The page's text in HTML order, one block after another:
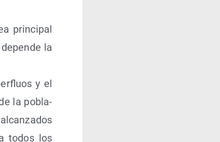
prin­ci­pal
la
y el
la pobla­
todos los